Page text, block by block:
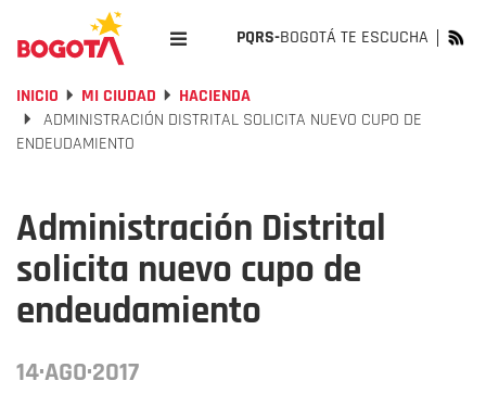
PQRS-BOGOTÁ TE ESCUCHA
INICIO MI CIUDAD
HACIENDA
ADMINISTRACIÓN DISTRITAL SOLICITA NUEVO CUPO DE
ENDEUDAMIENTO
Administración Distrital
solicita nuevo cupo de
endeudamiento
14·AGO·2017